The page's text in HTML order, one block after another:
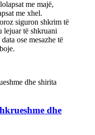
me majë,
me xhel.
siguron shkrim të
lejuar të shkruani
ose mesazhe të
dhe